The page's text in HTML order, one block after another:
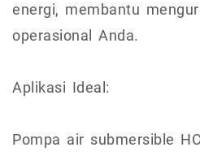
energi, membantu
operasional Anda.
Aplikasi Ideal:
Pompa air submersible